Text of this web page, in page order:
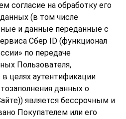
согласие на обработку его
(в том числе
и данные переданные с
Сбер ID (функционал
по передаче
Пользователя,
целях аутентификации
данных о
является бессрочным и
Покупателем или его